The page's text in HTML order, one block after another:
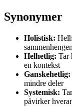
Synonymer
Holistisk:
Helhetlig: Tar
en kontekst
Ganskehetlig:
mindre deler
Systemisk:
påvirker